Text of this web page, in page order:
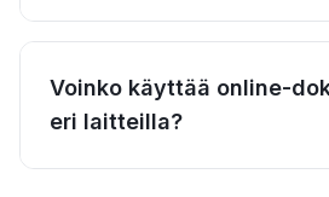
Voinko käyttää online-
eri laitteilla?